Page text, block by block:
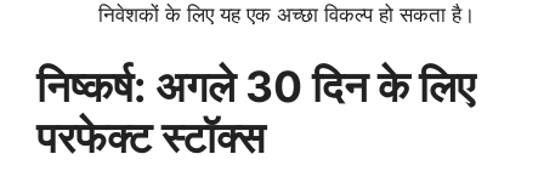
निवेशकों के लिए यह एक अच्छा विकल्प हो सकता है।
निष्कर्ष: अगले 30 दिन के लिए
परफेक्ट स्टॉक्स